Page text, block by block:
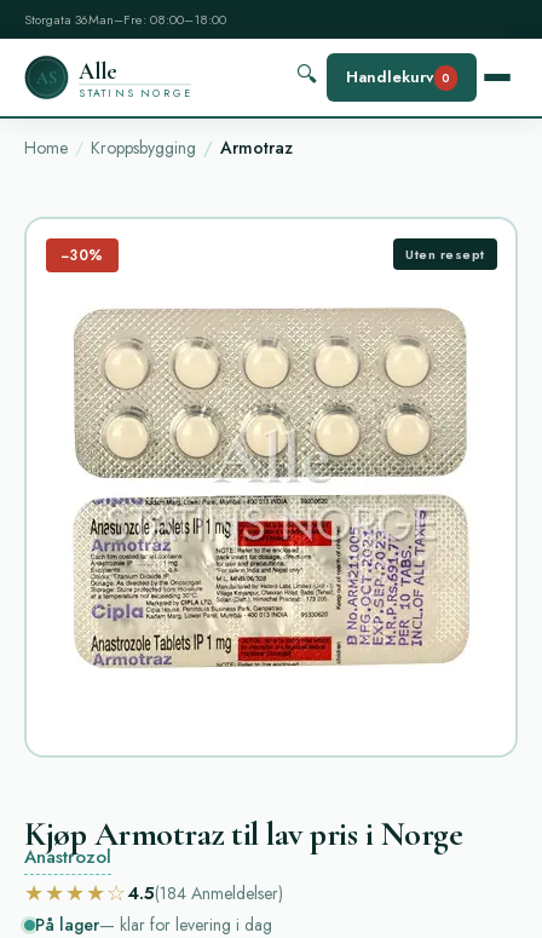
Storgata 36Man–Fre: 08:00–18:00
AS Alle
STATINS NORGE
🔍 Handlekurv 0
Home Kroppsbygging Armotraz
−30% Uten resept
Kjøp Armotraz til lav pris i Norge
Anastrozol
★★★★☆4.5(184 Anmeldelser)
På lager— klar for levering i dag